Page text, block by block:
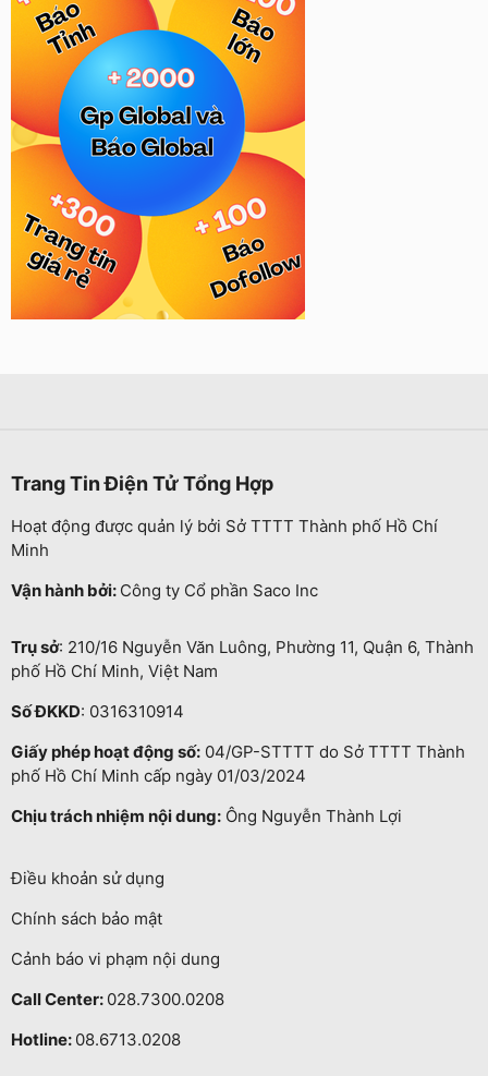
Trang Tin Điện Tử Tổng Hợp
Hoạt động được quản lý bởi Sở TTTT Thành phố Hồ Chí
Minh
Vận hành bởi: Công ty Cổ phần Saco Inc
Trụ sở: 210/16 Nguyễn Văn Luông, Phường 11, Quận 6, Thành
phố Hồ Chí Minh, Việt Nam
Số ĐKKD: 0316310914
Giấy phép hoạt động số: 04/GP-STTTT do Sở TTTT Thành
phố Hồ Chí Minh cấp ngày 01/03/2024
Chịu trách nhiệm nội dung: Ông Nguyễn Thành Lợi
Điều khoản sử dụng
Chính sách bảo mật
Cảnh báo vi phạm nội dung
Call Center: 028.7300.0208
Hotline: 08.6713.0208